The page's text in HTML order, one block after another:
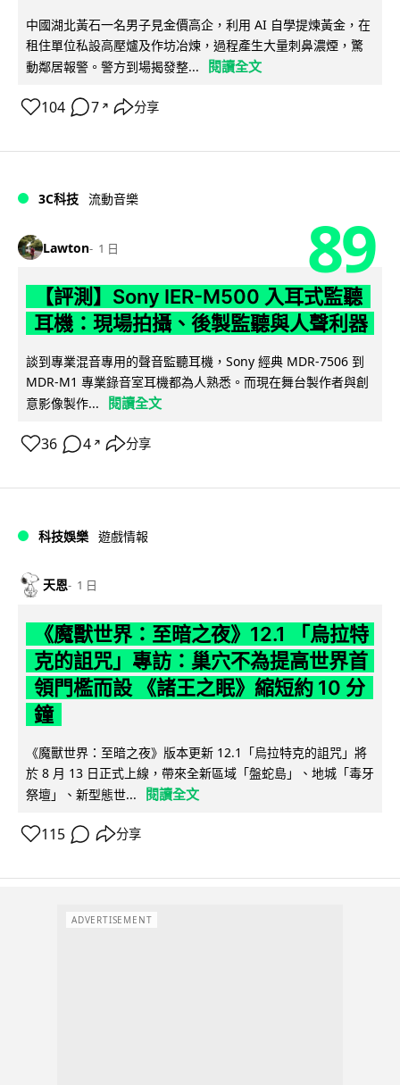
中國湖北黃石一名男子見金價高企，利用 AI 自學提煉黃金，在
租住單位私設高壓爐及作坊冶煉，過程產生大量刺鼻濃煙，驚
動鄰居報警。警方到場揭發整...
閱讀全文
104 7 ↗ 分享
3C科技 流動音樂
Lawton 1 日 89
【評測】Sony IER-M500 入耳式監聽
耳機：現場拍攝、後製監聽與人聲利器
談到專業混音專用的聲音監聽耳機，Sony 經典 MDR-7506 到
MDR-M1 專業錄音室耳機都為人熟悉。而現在舞台製作者與創
意影像製作...
閱讀全文
36 4 ↗ 分享
科技娛樂 遊戲情報
天恩 1 日
《魔獸世界：至暗之夜》12.1 「烏拉特
克的詛咒」專訪：巢穴不為提高世界首
領門檻而設 《諸王之眠》縮短約 10 分
鐘
《魔獸世界：至暗之夜》版本更新 12.1「烏拉特克的詛咒」將
於 8 月 13 日正式上線，帶來全新區域「盤蛇島」、地城「毒牙
祭壇」、新型態世...
閱讀全文
115 分享
ADVERTISEMENT